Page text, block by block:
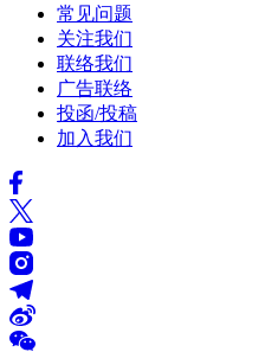
常见问题
关注我们
联络我们
广告联络
投函/投稿
加入我们